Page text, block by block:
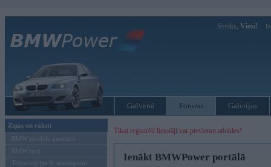
Sveiks, Viesi!
Galvenā Forums Galerijas
Ziņas un raksti
BMW modeļu jaunumi
BMW testi
Tehnoloģijas & sasniegumi
Tikai reģistrēti lietotāji var pievienot atbildes!
Ienākt BMWPower portālā